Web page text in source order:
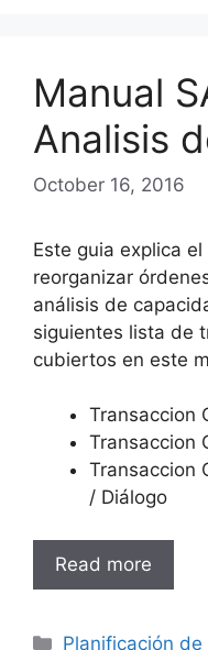
Manual
Analisis
October 16, 2016
Este guia explica
reorganizar
análisis de
siguientes lista de
cubiertos en este
Transaccion
Transaccion
Transaccion
/ Diálogo
Read more
Categories
Planificación de